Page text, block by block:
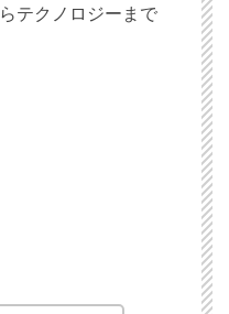
らテクノロジーまで